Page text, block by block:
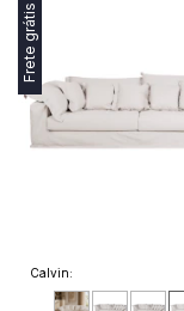
Frete grátis
Calvin: